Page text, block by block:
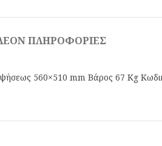
ΠΛΗΡΟΦΟΡΊΕΣ
560×510 mm Βάρος 67 Κg